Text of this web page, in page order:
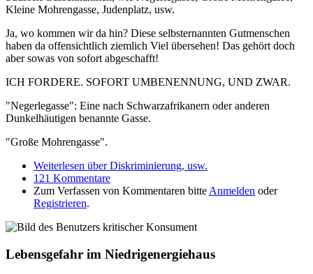
Kleine Mohrengasse, Judenplatz, usw.
Ja, wo kommen wir da hin? Diese selbsternannten Gutmenschen
haben da offensichtlich ziemlich Viel übersehen! Das gehört doch
aber sowas von sofort abgeschafft!
ICH FORDERE. SOFORT UMBENENNUNG, UND ZWAR.
"Negerlegasse": Eine nach Schwarzafrikanern oder anderen
Dunkelhäutigen benannte Gasse.
"Große Mohrengasse".
Weiterlesen über Diskriminierung, usw.
121 Kommentare
Zum Verfassen von Kommentaren bitte Anmelden oder
Registrieren.
Lebensgefahr im Niedrigenergiehaus